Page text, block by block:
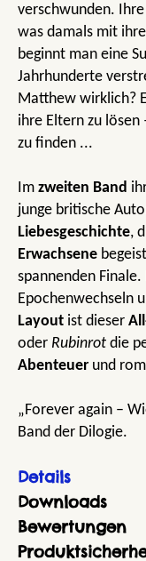
verschwunden.
was damals mit
beginnt man eine
Jahrhunderte
Matthew wirklich?
ihre Eltern zu
zu finden ...
Im zweiten Band
junge britische
Liebesgeschichte,
Erwachsene
spannenden
Epochenwechseln
Layout ist dieser
oder Rubinrot die
Abenteuer und
„Forever again –
Band der Dilogie.
Details
Downloads
Bewertungen